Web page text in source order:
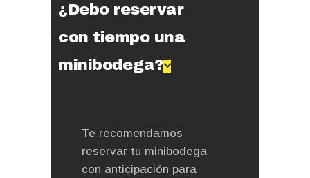
¿Debo reservar
con tiempo una
minibodega?
Te recomendamos
reservar tu minibodega
con anticipación para